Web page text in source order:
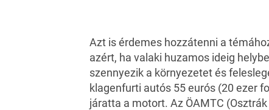
Azt is érdemes hozzátenni a
azért, ha valaki huzamos ideig
szennyezik a környezetet és
klagenfurti autós 55 eurós (20 ezer
járatta a motort. Az ÖAMTC